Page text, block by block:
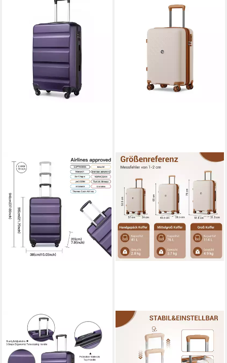
Hartschalen-Trolley
Handgepäck Leicht
Hartschalenkoffer aus ABS
KONO
Business-Koffer Premium
Reisekoffer Ultimate –
Leichter PP-Koffer mit 360°